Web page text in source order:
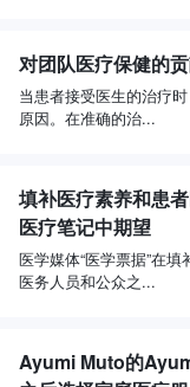
对团队医疗保健的
当患者接受医生的治疗
原因。在准确的治...
填补医疗素养和患
医疗笔记中期望
医学媒体“医学票据”在
医务人员和公众之...
Ayumi Muto的